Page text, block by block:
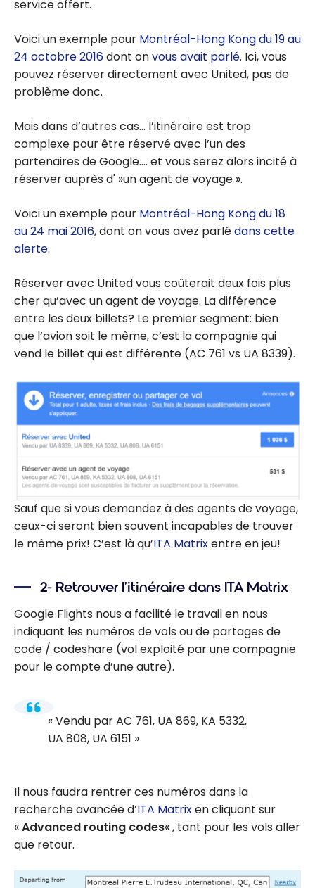
service offert.
Voici un exemple pour Montréal-Hong Kong du 19 au
24 octobre 2016dont onvous avait parlé. Ici, vous
pouvez réserver directement avec United, pas de
problème donc.
Mais dans d’autres cas… l’itinéraire est trop
complexe pour être réservé avec l’un des
partenaires de Google…. et vous serez alors incité à
réserver auprès d' »un agent de voyage ».
Voici un exemple pour Montréal-Hong Kong du 18
au 24 mai 2016, dont on vous avez parlédans cette
alerte.
Réserver avec United vous coûterait deux fois plus
cher qu’avec un agent de voyage. La différence
entre les deux billets? Le premier segment: bien
que l’avion soit le même, c’est la compagnie qui
vend le billet qui est différente (AC 761 vs UA 8339).
Sauf que si vous demandez à des agents de voyage,
ceux-ci seront bien souvent incapables de trouver
le même prix! C’est là qu’ITA Matrixentre en jeu!
2- Retrouver l’itinéraire dans ITA Matrix
Google Flights nous a facilité le travail en nous
indiquant les numéros de vols ou de partages de
code / codeshare (vol exploité par une compagnie
pour le compte d’une autre).
Vendu par AC 761, UA 869, KA 5332,
UA 808, UA 6151
Il nous faudra rentrer ces numéros dans la
recherche avancée d’ITA Matrixen cliquant sur
«Advanced routing codes« , tant pour les vols aller
que retour.